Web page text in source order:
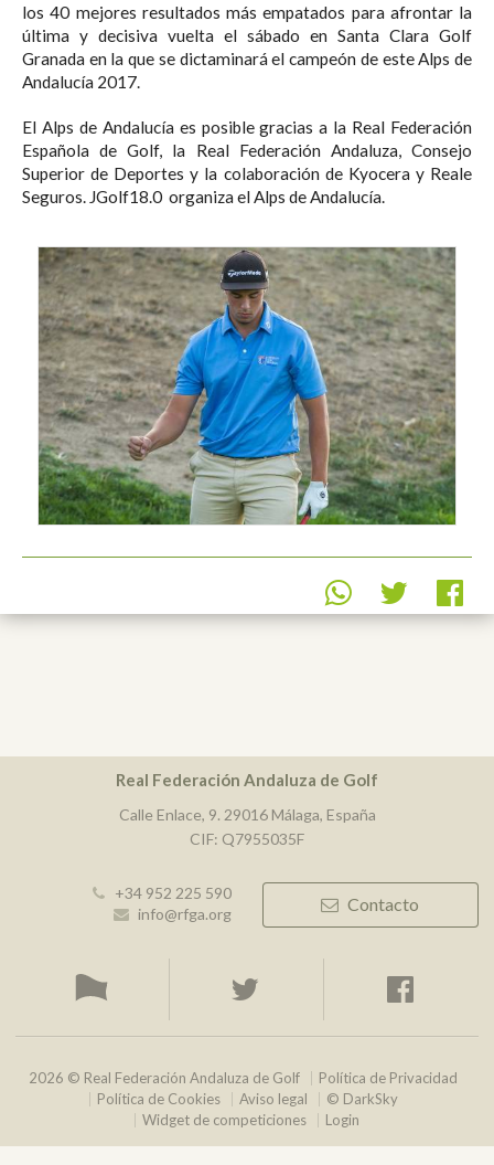
los 40 mejores resultados más empatados para afrontar la
última y decisiva vuelta el sábado en Santa Clara Golf
Granada en la que se dictaminará el campeón de este Alps de
Andalucía 2017.
El Alps de Andalucía es posible gracias a la Real Federación
Española de Golf, la Real Federación Andaluza, Consejo
Superior de Deportes y la colaboración de Kyocera y Reale
Seguros. JGolf18.0 organiza el Alps de Andalucía.
Real Federación Andaluza de Golf
Calle Enlace, 9. 29016 Málaga, España
CIF: Q7955035F
+34 952 225 590
info@rfga.org
Contacto
2026 © Real Federación Andaluza de Golf
Política de Privacidad
Política de Cookies
Aviso legal
© DarkSky
Widget de competiciones
Login